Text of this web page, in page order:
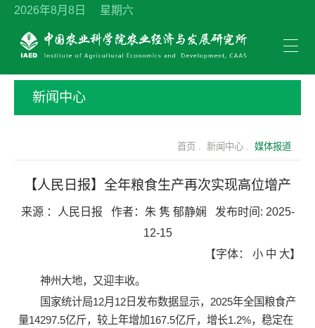
2026年8月8日 星期六
新闻中心
首页 . 新闻中心 . 媒体报道
【人民日报】全年粮食生产再次实现高位增产
来源 ： 人民日报 作者： 朱 隽 郁静娴 发布时间: 2025-
12-15
【字体： 小 中 大】
神州大地，又迎丰收。
国家统计局12月12日发布数据显示，2025年全国粮食产
量14297.5亿斤，较上年增加167.5亿斤，增长1.2%，稳定在